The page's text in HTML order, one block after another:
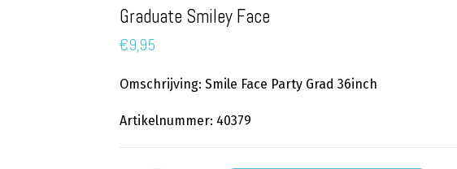
Graduate Smiley Face
€9,95
Omschrijving: Smile Face Party Grad 36inch
Artikelnummer: 40379